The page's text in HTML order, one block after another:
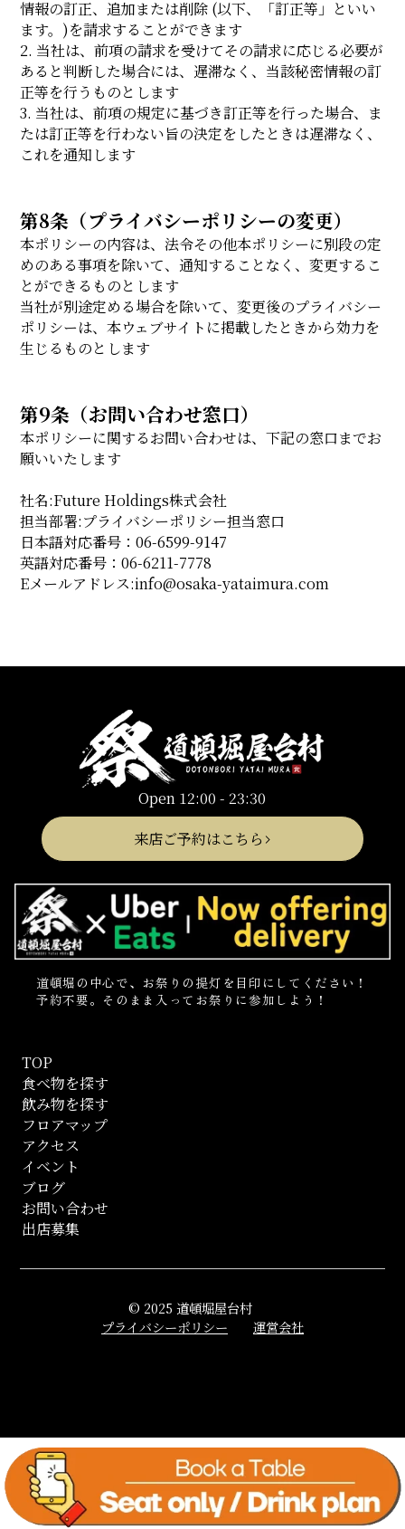
情報の訂正、追加または削除 (以下、「訂正等」といい
ます。)を請求することができます
2. 当社は、前項の請求を受けてその請求に応じる必要が
あると判断した場合には、遅滞なく、当該秘密情報の訂
正等を行うものとします
3. 当社は、前項の規定に基づき訂正等を行った場合、ま
たは訂正等を行わない旨の決定をしたときは遅滞なく、
これを通知します
第8条（プライバシーポリシーの変更）
本ポリシーの内容は、法令その他本ポリシーに別段の定
めのある事項を除いて、通知することなく、変更するこ
とができるものとします
当社が別途定める場合を除いて、変更後のプライバシー
ポリシーは、本ウェブサイトに掲載したときから効力を
生じるものとします
第9条（お問い合わせ窓口）
本ポリシーに関するお問い合わせは、下記の窓口までお
願いいたします
社名:Future Holdings株式会社
担当部署:プライバシーポリシー担当窓口
日本語対応番号：06-6599-9147
英語対応番号：06-6211-7778
Eメールアドレス:info@osaka-yataimura.com
Open 12:00 - 23:30
来店ご予約はこちら
道頓堀の中心で、お祭りの提灯を目印にしてください！
予約不要。そのまま入ってお祭りに参加しよう！
TOP
食べ物を探す
飲み物を探す
フロアマップ
アクセス
イベント
ブログ
お問い合わせ
出店募集
© 2025 道頓堀屋台村
プライバシーポリシー
運営会社